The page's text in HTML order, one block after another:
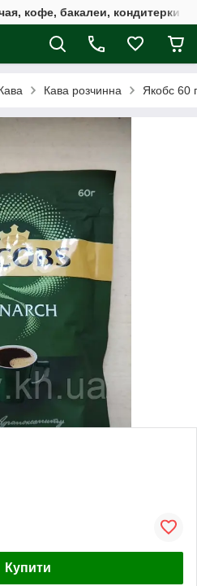
кофе, бакалеи, кондитерки
Кава розчинна Якобс 60 г
Купити